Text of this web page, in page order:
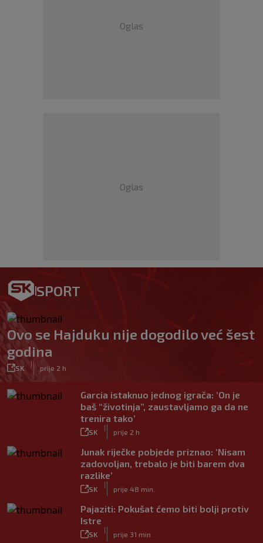
Oglas
Oglas
SPORT
Ovo se Hajduku nije dogodilo već šest
godina
SK
|
prije 2 h
Garcia istaknuo jednog igrača: ‘On je
baš “životinja”, zaustavljamo ga da ne
trenira tako’
SK
|
prije 2 h
Junak riječke pobjede priznao: ‘Nisam
zadovoljan, trebalo je biti barem dva
razlike’
SK
|
prije 48 min.
Pajaziti: Pokušat ćemo biti bolji protiv
Istre
SK
|
prije 31 min.